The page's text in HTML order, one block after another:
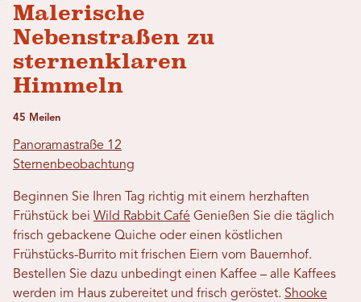
Malerische
Nebenstraßen zu
sternenklaren
Himmeln
45 Meilen
Panoramastraße 12
Sternenbeobachtung
Beginnen Sie Ihren Tag richtig mit einem herzhaften
Frühstück bei Wild Rabbit Café Genießen Sie die täglich
frisch gebackene Quiche oder einen köstlichen
Frühstücks-Burrito mit frischen Eiern vom Bauernhof.
Bestellen Sie dazu unbedingt einen Kaffee – alle Kaffees
werden im Haus zubereitet und frisch geröstet. Shooke